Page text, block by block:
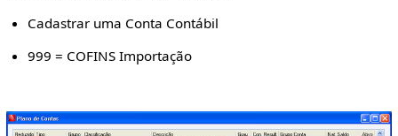
Cadastrar uma Conta Contábil
999 = COFINS Importação